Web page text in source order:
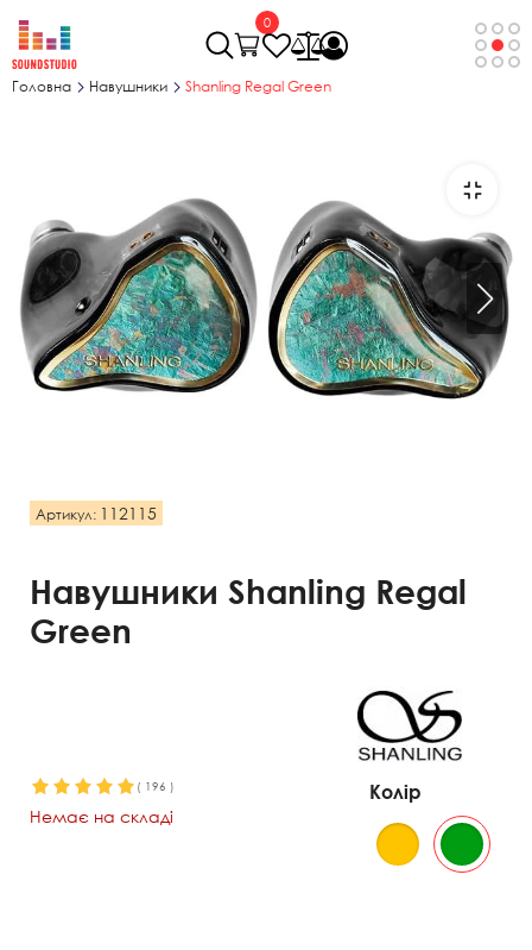
0
Головна Навушники Shanling Regal Green
Артикул: 112115
Навушники Shanling Regal
Green
( 196 )
Немає на складі
Колір